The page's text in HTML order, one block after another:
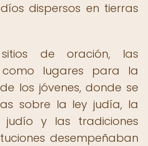
dispersos en tierras
de oración, las
como lugares para la
los jóvenes, donde se
sobre la ley judía, la
y las tradiciones
desempeñaban